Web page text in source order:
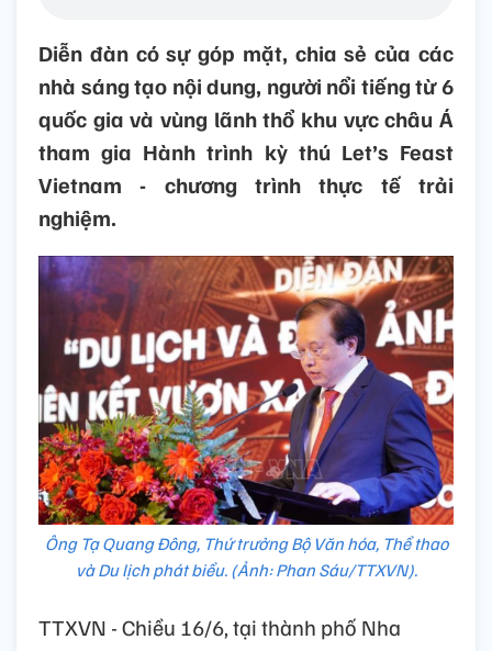
Diễn đàn có sự góp mặt, chia sẻ của các
nhà sáng tạo nội dung, người nổi tiếng từ 6
quốc gia và vùng lãnh thổ khu vực châu Á
tham gia Hành trình kỳ thú Let’s Feast
Vietnam - chương trình thực tế trải
nghiệm.
Ông Tạ Quang Đông, Thứ trưởng Bộ Văn hóa, Thể thao
và Du lịch phát biểu. (Ảnh: Phan Sáu/TTXVN).
TTXVN - Chiều 16/6, tại thành phố Nha